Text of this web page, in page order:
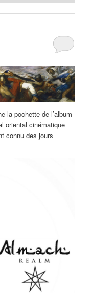
la pochette de l’album
oriental cinématique
connu des jours